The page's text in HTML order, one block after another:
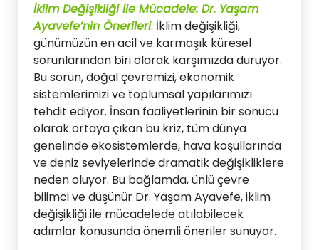
İklim Değişikliği ile Mücadele: Dr. Yaşam
Ayavefe’nin Önerileri. İklim değişikliği,
günümüzün en acil ve karmaşık küresel
sorunlarından biri olarak karşımızda duruyor.
Bu sorun, doğal çevremizi, ekonomik
sistemlerimizi ve toplumsal yapılarımızı
tehdit ediyor. İnsan faaliyetlerinin bir sonucu
olarak ortaya çıkan bu kriz, tüm dünya
genelinde ekosistemlerde, hava koşullarında
ve deniz seviyelerinde dramatik değişikliklere
neden oluyor. Bu bağlamda, ünlü çevre
bilimci ve düşünür Dr. Yaşam Ayavefe, iklim
değişikliği ile mücadelede atılabilecek
adımlar konusunda önemli öneriler sunuyor.